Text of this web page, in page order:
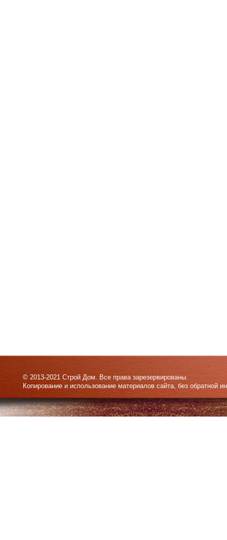
© 2013-2021 Строй Дом. Все права зарезервированы.
Копирование и использование материалов сайта, без обратной